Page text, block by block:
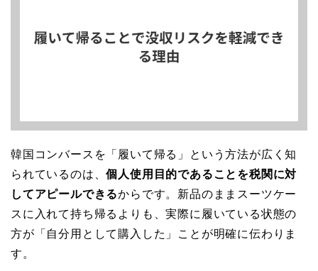
韓国コンバースを「履いて帰る」という方法が広く知
られているのは、個人使用目的であることを税関に対
してアピールできるからです。新品のままスーツケー
スに入れて持ち帰るよりも、実際に履いている状態の
方が「自分用として購入した」ことが明確に伝わりま
す。